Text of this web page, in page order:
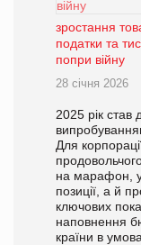
зростання
податки та
попри війну
28 січня 2026
2025 рік став
Для
на марафон,
позиції, а й
ключових
наповнення
країни в